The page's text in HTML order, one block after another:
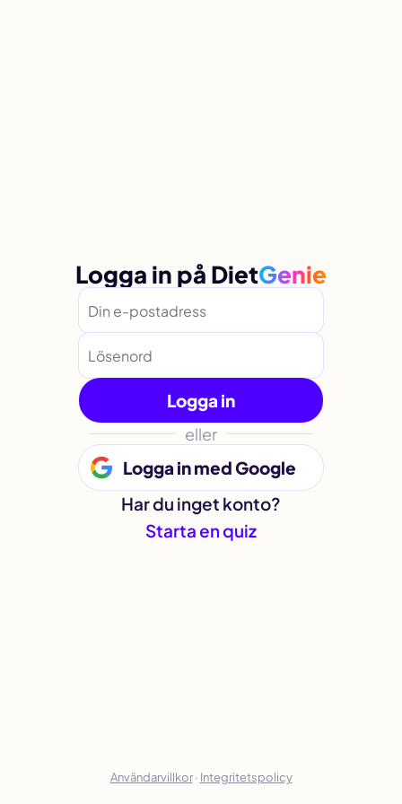
Logga in på DietGenie
Logga in
eller
Logga in med Google
Har du inget konto?
Starta en quiz
Användarvillkor· Integritetspolicy